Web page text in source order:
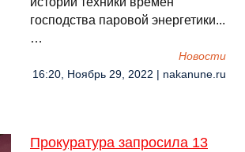
господства паровой энергетики...
…
Новости
16:20, Ноябрь 29, 2022 | nakanune.ru
Прокуратура запросила 13